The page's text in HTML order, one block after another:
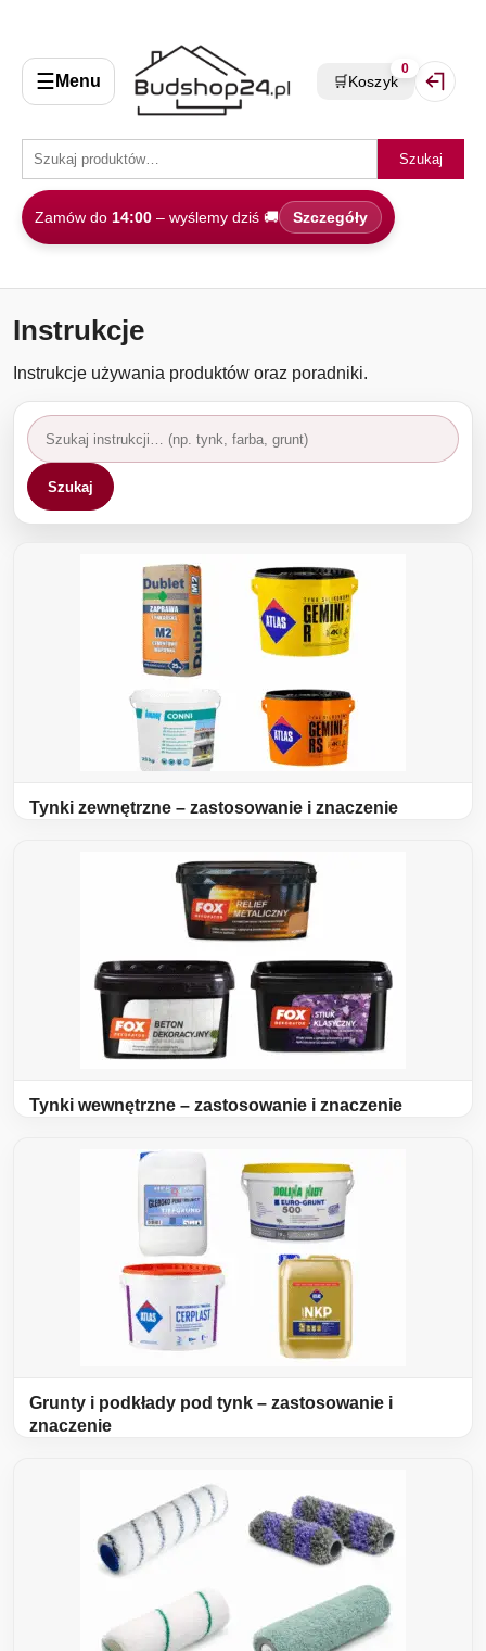
☰ Menu
Szukaj
Zamów do 14:00 – wyślemy dziś 🚚 Szczegóły
🛒Koszyk
0
Instrukcje
Instrukcje używania produktów oraz poradniki.
Szukaj
instrukcji
Szukaj
Tynki zewnętrzne – zastosowanie i znaczenie
Tynki wewnętrzne – zastosowanie i znaczenie
Grunty i podkłady pod tynk – zastosowanie i
znaczenie